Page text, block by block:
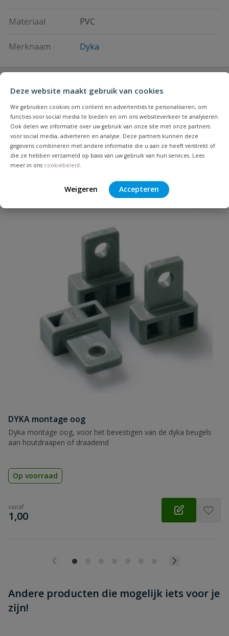
Deze website maakt gebruik van cookies
We gebruiken cookies om content en advertenties te personaliseren, om
functies voor social media te bieden en om ons websiteverkeer te analyseren.
Ook delen we informatie over uw gebruik van onze site met onze partners
voor social media, adverteren en analyse. Deze partners kunnen deze
gegevens combineren met andere informatie die u aan ze heeft verstrekt of
die ze hebben verzameld op basis van uw gebruik van hun services. Lees
meer in ons cookiebeleid.
Weigeren Accepteren
Materiaal PVC
Merknaam Dyka
Geen vragen
Heb je zelf ook een vraag over
dit product?
Stel jouw
vraag
Beoordelingen
Schrijf zelf een beoordeling
Samenvatting
Beoordeling
Beoordeling versturen
Bijpassende producten
DYKA montage oog
Dyka montage oog, voor het bevestigen van de dyka beugels
aan houtdraapen of draadeind
Op voorraad
vanaf
€
1,00
Andere producten die mogelijk iets voor je
zijn!